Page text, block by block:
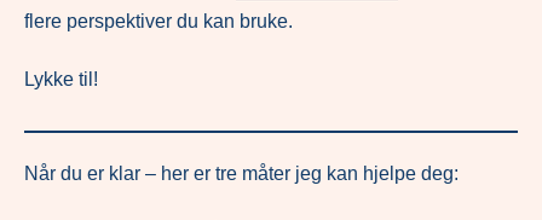
flere perspektiver du kan bruke.
Lykke til!
Når du er klar – her er tre måter jeg kan hjelpe deg: